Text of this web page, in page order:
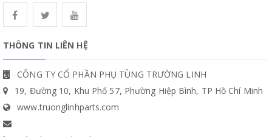
THÔNG TIN LIÊN HỆ
CÔNG TY CỔ PHẦN PHỤ TÙNG TRƯỜNG LINH
19, Đường 10, Khu Phố 57, Phường Hiệp Bình, TP Hồ Chí Minh
www.truonglinhparts.com